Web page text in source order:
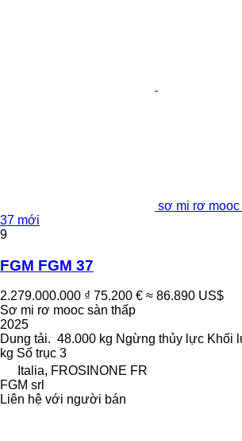
sơ mi rơ mooc
37 mới
9
FGM FGM 37
2.279.000.000 ₫ 75.200 € ≈ 86.890 US$
Sơ mi rơ mooc sàn thấp
2025
Dung tải. 48.000 kg Ngừng thủy lực Khối
kg Số trục 3
Italia, FROSINONE FR
FGM srl
Liên hệ với người bán